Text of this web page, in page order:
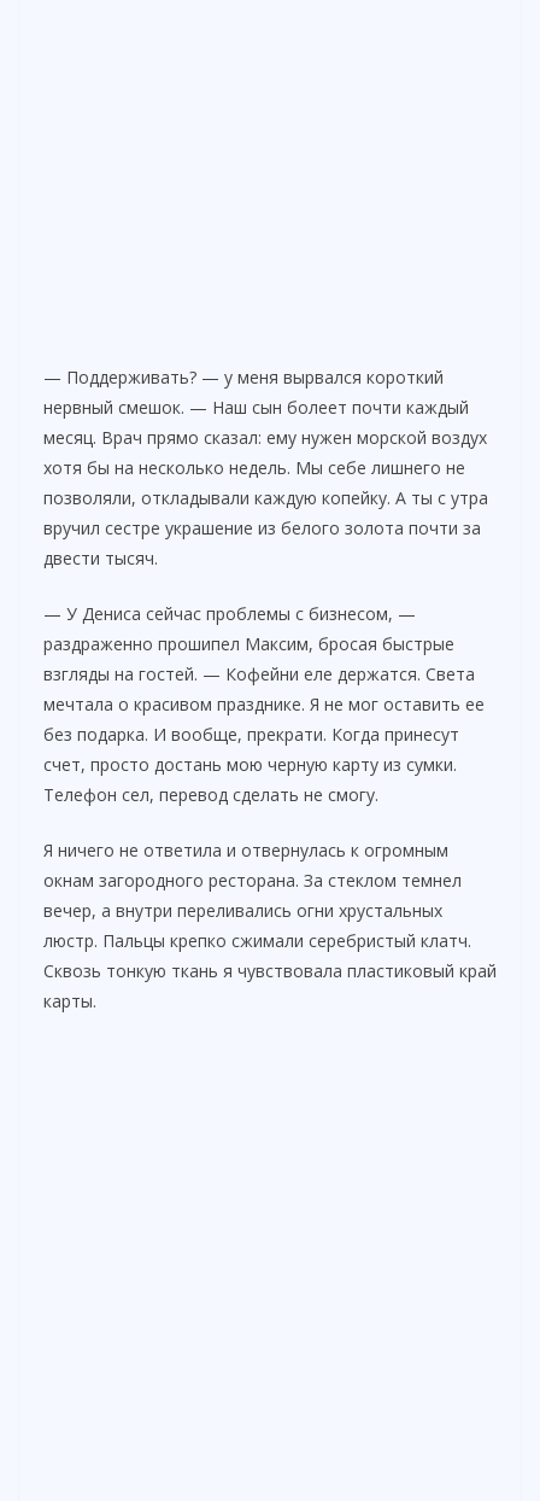
— Поддерживать? — у меня вырвался короткий
нервный смешок. — Наш сын болеет почти каждый
месяц. Врач прямо сказал: ему нужен морской воздух
хотя бы на несколько недель. Мы себе лишнего не
позволяли, откладывали каждую копейку. А ты с утра
вручил сестре украшение из белого золота почти за
двести тысяч.
— У Дениса сейчас проблемы с бизнесом, —
раздраженно прошипел Максим, бросая быстрые
взгляды на гостей. — Кофейни еле держатся. Света
мечтала о красивом празднике. Я не мог оставить ее
без подарка. И вообще, прекрати. Когда принесут
счет, просто достань мою черную карту из сумки.
Телефон сел, перевод сделать не смогу.
Я ничего не ответила и отвернулась к огромным
окнам загородного ресторана. За стеклом темнел
вечер, а внутри переливались огни хрустальных
люстр. Пальцы крепко сжимали серебристый клатч.
Сквозь тонкую ткань я чувствовала пластиковый край
карты.